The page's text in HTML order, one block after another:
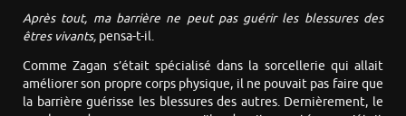
Après tout, ma barrière ne peut pas guérir les blessures des
êtres vivants, pensa-t-il.
Comme Zagan s’était spécialisé dans la sorcellerie qui allait
améliorer son propre corps physique, il ne pouvait pas faire que
la barrière guérisse les blessures des autres. Dernièrement, le